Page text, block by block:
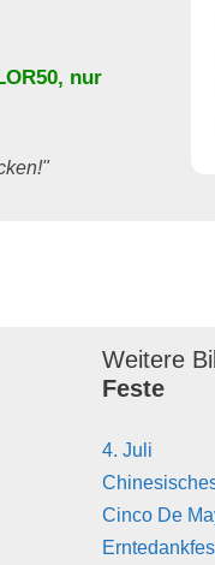
, nur
Weitere
Feste
4. Juli
Cinco De